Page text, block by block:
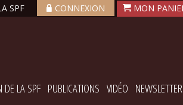
SPF CONNEXION
DE LA SPF PUBLICATIONS VIDÉO NEWSLETTER